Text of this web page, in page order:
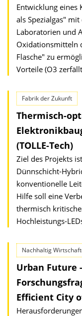
Entwicklung eines
als Spezialgas"
Laboratorien und
Oxidationsmitteln
Flasche" zu
Vorteile (O3
Fabrik der Zukunft
Thermisch-
(TOLLE-Tech)
Ziel des Projekts
Dünnschicht-
konventionelle
Hilfe soll eine
thermisch
Hochleistungs-
Nachhaltig
Urban Future
Efficient City